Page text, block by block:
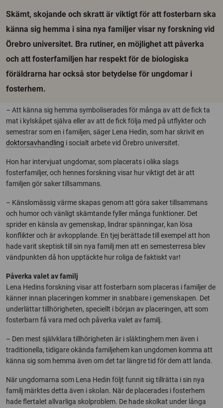
Skämt, skojande och skratt är viktigt för att fosterbarn ska
känna sig hemma i sina nya familjer visar ny forskning vid
Örebro universitet. Bra rutiner, en möjlighet att påverka
och att fosterfamiljen har respekt för de biologiska
föräldrarna har också stor betydelse för ungdomar i
fosterhem.
– Att känna sig hemma symboliserades för många av att de fick ta
mat i kylskåpet själva eller av att de fick följa med på utflykter och
semestrar som en i familjen, säger Lena Hedin, som har skrivit en
doktorsavhandling i socialt arbete vid Örebro universitet.
Hon har intervjuat ungdomar, som placerats i olika slags
fosterfamiljer, och hennes forskning visar hur viktigt det är att
familjen gör saker tillsammans.
– Känslomässig värme skapas genom att göra saker tillsammans
och humor och vänligt skämtande fyller många funktioner. Det
sprider en känsla av gemenskap, lindrar spänningar, kan lösa
konflikter och är avkopplande. En tjej berättade till exempel att hon
hade varit skeptisk till sin nya familj men att en semesterresa blev
vändpunkten då hon upptäckte hur roliga de faktiskt var!
Påverka valet av familj
Lena Hedins forskning visar att fosterbarn som placeras i familjer de
känner innan placeringen kommer in snabbare i gemenskapen. Det
underlättar tillhörigheten, speciellt i början av placeringen, att som
fosterbarn få vara med och påverka valet av familj.
– Den mest självklara tillhörigheten är i släktinghem men även i
traditionella, tidigare okända familjehem kan ungdomen komma att
känna sig som hemma även om det tar längre tid för dem att landa.
När ungdomarna som Lena Hedin följt funnit sig tillrätta i sin nya
familj märktes detta även i skolan. När de placerades i fosterhem
hade flertalet allvarliga skolproblem. De hade skolkat under långa